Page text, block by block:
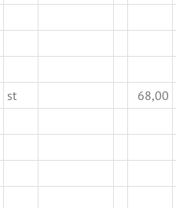
st 68,00